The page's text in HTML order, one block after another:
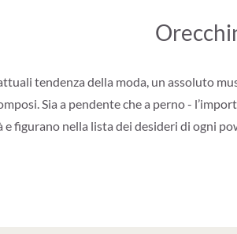
tendenza della moda, un assoluto
Sia a pendente che a perno -
figurano nella lista dei desideri di ogni